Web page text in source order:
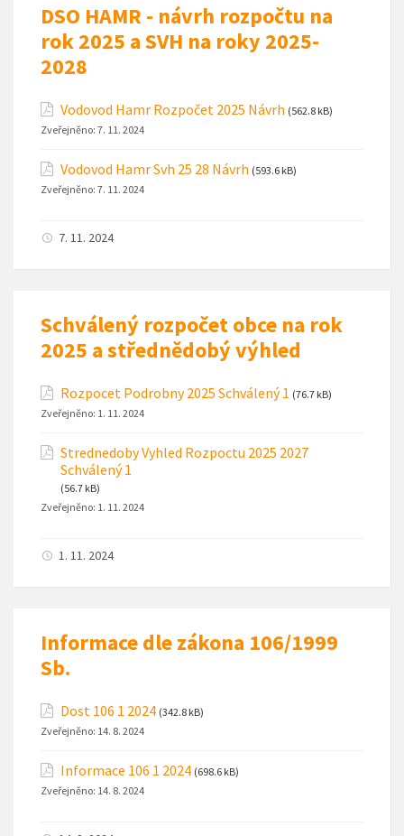
DSO HAMR - návrh rozpočtu na
rok 2025 a SVH na roky 2025-
2028
Vodovod Hamr Rozpočet 2025 Návrh (562.8 kB)
Zveřejněno: 7. 11. 2024
Vodovod Hamr Svh 25 28 Návrh (593.6 kB)
Zveřejněno: 7. 11. 2024
7. 11. 2024
Schválený rozpočet obce na rok
2025 a střednědobý výhled
Rozpocet Podrobny 2025 Schválený 1 (76.7 kB)
Zveřejněno: 1. 11. 2024
Strednedoby Vyhled Rozpoctu 2025 2027
Schválený 1
(56.7 kB)
Zveřejněno: 1. 11. 2024
1. 11. 2024
Informace dle zákona 106/1999
Sb.
Dost 106 1 2024 (342.8 kB)
Zveřejněno: 14. 8. 2024
Informace 106 1 2024 (698.6 kB)
Zveřejněno: 14. 8. 2024